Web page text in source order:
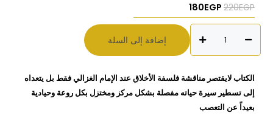
220EGP السعر الأصلي هو: 220EGP.
180EGP السعر الحالي هو: 180EGP.
الأخلاق
عند
الغزالي
ذكي
مبارك
إضافة إلى السلة
الكتاب لايقتصر مناقشة فلسفة الأخلاق عند الإمام الغزالي فقط بل يتعداه
إلى تسطير سيرة حياته مفصلة بشكل مركز ومختزل بكل روعة وحيادية
بعيداً عن التعصب